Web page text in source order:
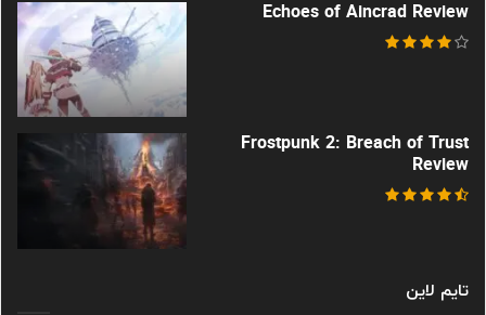
Echoes of Aincrad Review
Frostpunk 2: Breach of Trust
Review
تایم لاین